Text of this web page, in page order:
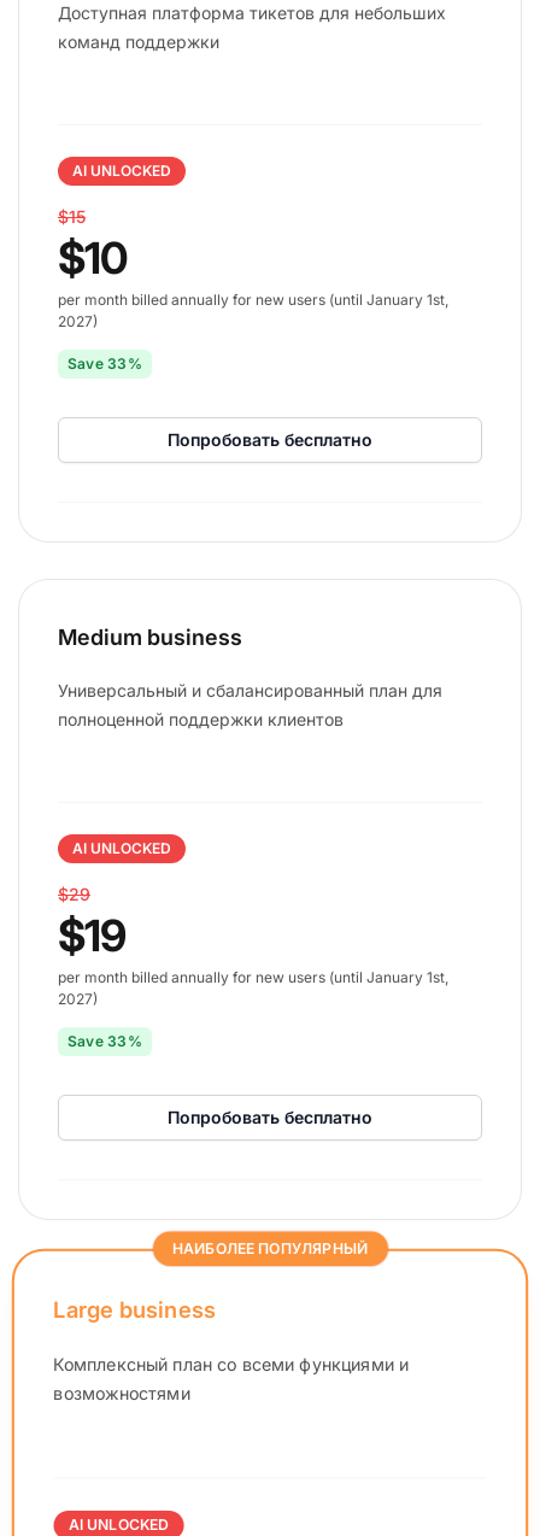
Доступная платформа тикетов для небольших
команд поддержки
AI UNLOCKED
$15
$10
per month billed annually for new users (until January 1st,
2027)
Save 33%
Попробовать бесплатно
Medium business
Универсальный и сбалансированный план для
полноценной поддержки клиентов
AI UNLOCKED
$29
$19
per month billed annually for new users (until January 1st,
2027)
Save 33%
Попробовать бесплатно
НАИБОЛЕЕ ПОПУЛЯРНЫЙ
Large business
Комплексный план со всеми функциями и
возможностями
AI UNLOCKED